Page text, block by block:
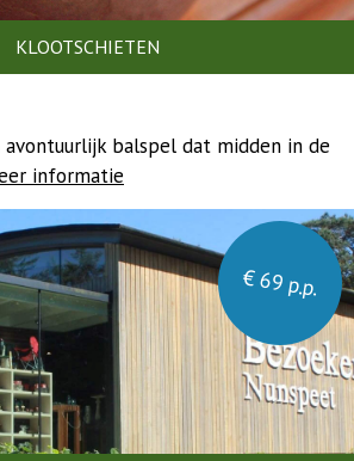
KLOOTSCHIETEN
balspel dat midden in de
informatie
€ 69 p.p.